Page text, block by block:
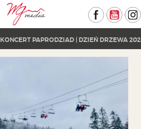
Facebook
KONCERT PAPRODZIAD | DZIEŃ DRZEWA